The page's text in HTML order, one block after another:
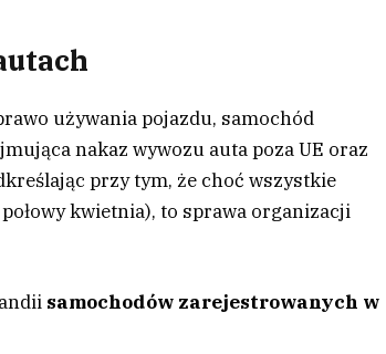
używania pojazdu, samochód
nakaz wywozu auta poza UE oraz
przy tym, że choć wszystkie
kwietnia), to sprawa organizacji
samochodów zarejestrowanych w